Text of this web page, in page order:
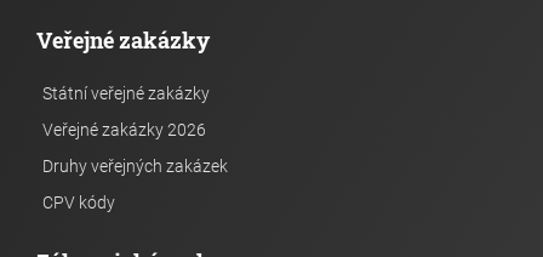
Veřejné zakázky
Státní veřejné zakázky
Veřejné zakázky 2026
Druhy veřejných zakázek
CPV kódy